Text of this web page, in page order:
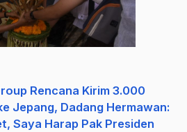
Rencana Kirim 3.000
Jepang, Dadang Hermawan:
Saya Harap Pak Presiden